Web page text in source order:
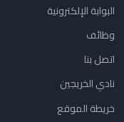
البوابة الإلكترونية
وظائف
اتصل بنا
نادي الخريجين
خريطة الموقع